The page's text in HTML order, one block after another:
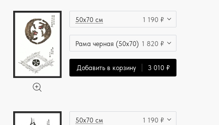
50x70 см 1 190 ₽
Рама черная (50x70) 1 820 ₽
Добавить в корзину 3 010 ₽
50x70 см 1 190 ₽